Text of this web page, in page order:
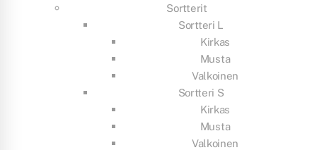
Sortterit
Sortteri L
Kirkas
Musta
Valkoinen
Sortteri S
Kirkas
Musta
Valkoinen